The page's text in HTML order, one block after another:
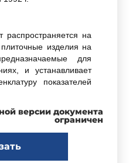
распространяется на
изделия на
для
и устанавливает
показателей
и изделия,
полов,
версии документа
ограничен